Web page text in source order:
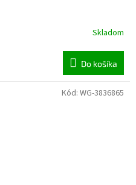
Skladom
Do košíka
Kód: WG-3836865